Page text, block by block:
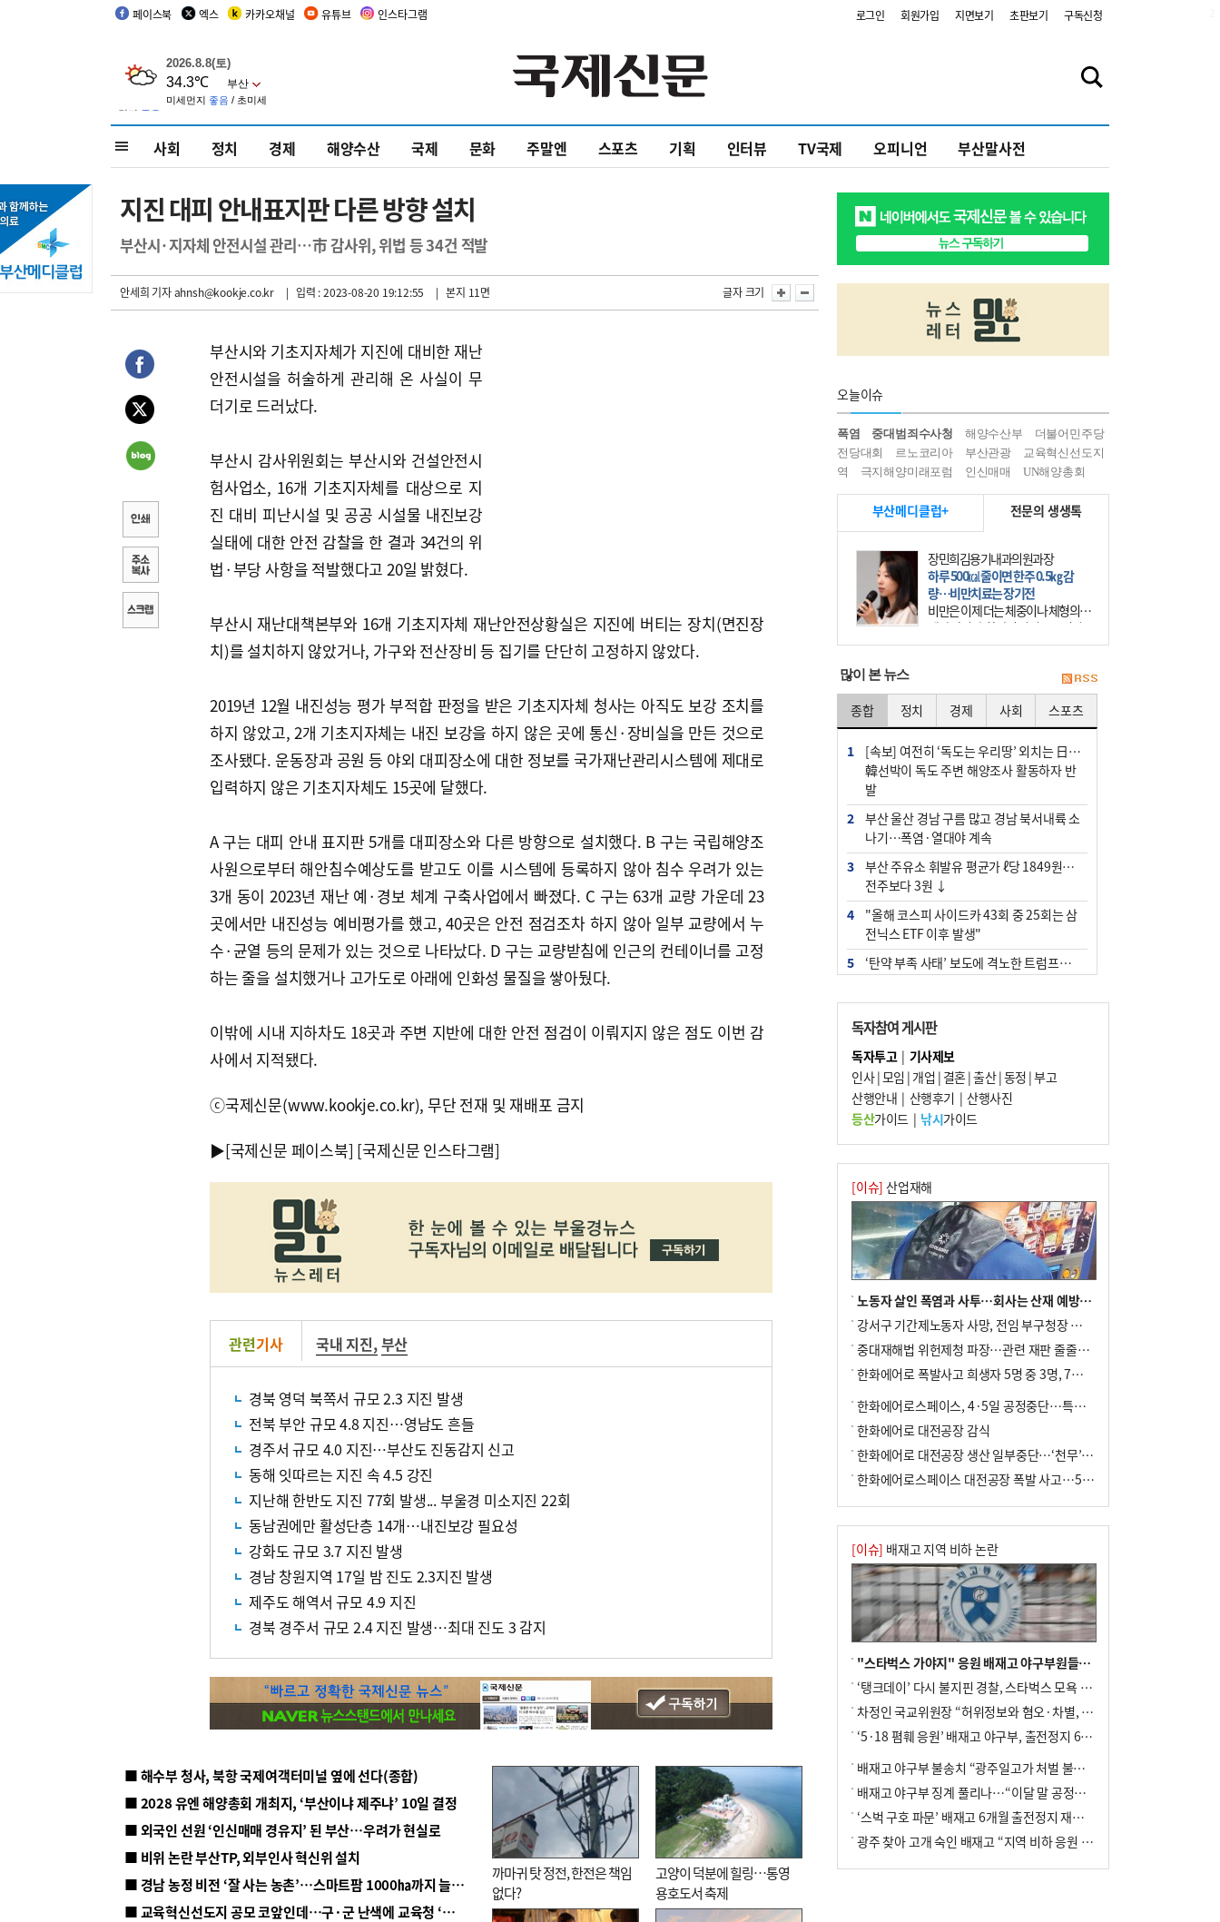
페이스북 엑스 카카오채널 유튜브 인스타그램 로그인 회원가입 지면보기 초판보기 구독신청
사회 정치 경제 해양수산 국제 문화 주말엔 스포츠 기획 인터뷰 TV국제 오피니언 부산말사전
지진 대피 안내표지판 다른 방향 설치
부산시·지자체 안전시설 관리…市 감사위, 위법 등 34건 적발
안세희 기자ahnsh@kookje.co.kr | 입력 : 2023-08-20 19:12:55 | 본지 11면 글자 크기
부산시와 기초지자체가 지진에 대비한 재난
안전시설을 허술하게 관리해 온 사실이 무
더기로 드러났다.
부산시 감사위원회는 부산시와 건설안전시
험사업소, 16개 기초지자체를 대상으로 지
진 대비 피난시설 및 공공 시설물 내진보강
실태에 대한 안전 감찰을 한 결과 34건의 위
법·부당 사항을 적발했다고 20일 밝혔다.
부산시 재난대책본부와 16개 기초지자체 재난안전상황실은 지진에 버티는 장치(면진장
치)를 설치하지 않았거나, 가구와 전산장비 등 집기를 단단히 고정하지 않았다.
2019년 12월 내진성능 평가 부적합 판정을 받은 기초지자체 청사는 아직도 보강 조치를
하지 않았고, 2개 기초지자체는 내진 보강을 하지 않은 곳에 통신·장비실을 만든 것으로
조사됐다. 운동장과 공원 등 야외 대피장소에 대한 정보를 국가재난관리시스템에 제대로
입력하지 않은 기초지자체도 15곳에 달했다.
A 구는 대피 안내 표지판 5개를 대피장소와 다른 방향으로 설치했다. B 구는 국립해양조
사원으로부터 해안침수예상도를 받고도 이를 시스템에 등록하지 않아 침수 우려가 있는
3개 동이 2023년 재난 예·경보 체계 구축사업에서 빠졌다. C 구는 63개 교량 가운데 23
곳에서만 내진성능 예비평가를 했고, 40곳은 안전 점검조차 하지 않아 일부 교량에서 누
수·균열 등의 문제가 있는 것으로 나타났다. D 구는 교량받침에 인근의 컨테이너를 고정
하는 줄을 설치했거나 고가도로 아래에 인화성 물질을 쌓아뒀다.
이밖에 시내 지하차도 18곳과 주변 지반에 대한 안전 점검이 이뤄지지 않은 점도 이번 감
사에서 지적됐다.
ⓒ국제신문(www.kookje.co.kr), 무단 전재 및 재배포 금지
▶[국제신문 페이스북] [국제신문 인스타그램]
관련기사 국내 지진,부산
경북 영덕 북쪽서 규모 2.3 지진 발생
전북 부안 규모 4.8 지진…영남도 흔들
경주서 규모 4.0 지진…부산도 진동감지 신고
동해 잇따르는 지진 속 4.5 강진
지난해 한반도 지진 77회 발생... 부울경 미소지진 22회
동남권에만 활성단층 14개…내진보강 필요성
강화도 규모 3.7 지진 발생
경남 창원지역 17일 밤 진도 2.3지진 발생
제주도 해역서 규모 4.9 지진
경북 경주서 규모 2.4 지진 발생…최대 진도 3 감지
■ 해수부 청사, 북항 국제여객터미널 옆에 선다(종합)
■ 2028 유엔 해양총회 개최지, ‘부산이냐 제주냐’ 10일 결정
■ 외국인 선원 ‘인신매매 경유지’ 된 부산…우려가 현실로
■ 비위 논란 부산TP, 외부인사 혁신위 설치
■ 경남 농정 비전 ‘잘 사는 농촌’…스마트팜 1000㏊까지 늘린다
■ 교육혁신선도지 공모 코앞인데…구·군 난색에 교육청 ‘쩔쩔’
까마귀 탓 정전, 한전은 책임
없다?
고양이 덕분에 힐링…통영
용호도서 축제
오늘이슈
폭염 중대범죄수사청 해양수산부
더불어민주당
전당대회
르노코리아 부산관광
교육혁신선도지
역
극지해양미래포럼 인신매매 UN해양총회
부산메디클럽+ 전문의 생생톡
장민희김용기내과의원과장
하루 500㎉ 줄이면 한주 0.5㎏ 감
량…비만치료는 장기전
비만은 이제 더는 체중이나 체형의 문
제가 아니다. 하나의 질병으로 인지
하고 치료와 관리를 해야 한다. 세계
많이 본 뉴스
종합 정치 경제 사회 스포츠
1
[속보] 여전히 ‘독도는 우리땅’ 외치는 日…
韓선박이 독도 주변 해양조사 활동하자 반
발
2
부산 울산 경남 구름 많고 경남 북서내륙 소
나기…폭염·열대야 계속
3
부산 주유소 휘발유 평균가 ℓ당 1849원…
전주보다 3원 ↓
4
"올해 코스피 사이드카 43회 중 25회는 삼
전닉스 ETF 이후 발생"
5
‘탄약 부족 사태’ 보도에 격노한 트럼프…
과…“현재는 부적절 행위 없어”
7
부산 앞바다에 기름 425ℓ 유출한 러시아 화
물선 적발
8
입추 지났지만 푹푹 찐다…온열질환자 10
년 만에 3배
10 서울 중랑구서 흉기 난동…60대 남성 2명
사망
독자참여 게시판
독자투고| 기사제보
인사|모임 | 개업 | 결혼|출산|동정 |부고
산행안내 | 산행후기 | 산행사진
등산가이드| 낚시가이드
[이슈] 산업재해
노동자 살인 폭염과 사투…회사는 산재 예방·전기료 절감 전력
강서구 기간제노동자 사망, 전임 부구청장 檢 송치
중대재해법 위헌제청 파장…관련 재판 줄줄이 브레이크
한화에어로 폭발사고 희생자 5명 중 3명, 7일 영면
한화에어로스페이스, 4·5일 공정중단…특별 안전점검
한화에어로 대전공장 감식
한화에어로 대전공장 생산 일부중단…‘천무’ 수출 비상
한화에어로스페이스 대전공장 폭발 사고…5명 사망·2명 부상(종합)
[이슈] 배재고 지역 비하 논란
"스타벅스 가야지" 응원 배재고 야구부원들, 학교서 징계 처분
‘탱크데이’ 다시 불지핀 경찰, 스타벅스 모욕 혐의 압수수색
차정인 국교위원장 “허위정보와 혐오·차별, 학교 교실까지 유입"
‘5·18 폄훼 응원’ 배재고 야구부, 출전정지 6개월→1개월 감경
배재고 야구부 불송치 “광주일고가 처벌 불원 의사 표해”
배재고 야구부 징계 풀리나…“이달 말 공정위서 재심의”
‘스벅 구호 파문’ 배재고 6개월 출전정지 재심 신청키로
광주 찾아 고개 숙인 배재고 “지역 비하 응원 잘못”(종합)